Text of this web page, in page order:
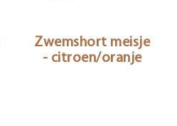
Zwemshort meisje
- citroen/oranje